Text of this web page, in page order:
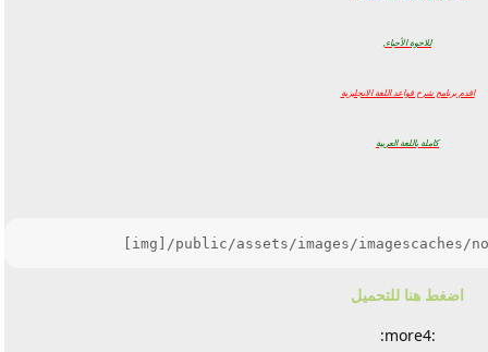
للاخوة الأحباء,
اقدم برنامج شرح قواعد اللغة الانجليزية
كاملة باللغة العربية
[img]/public/assets/images/imagescaches/
اضغط هنا للتحميل
:more4: